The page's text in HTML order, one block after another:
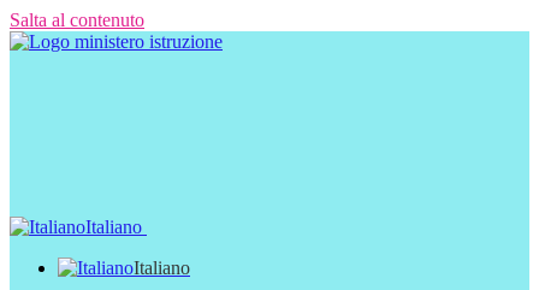
Salta al contenuto
Italiano
Italiano